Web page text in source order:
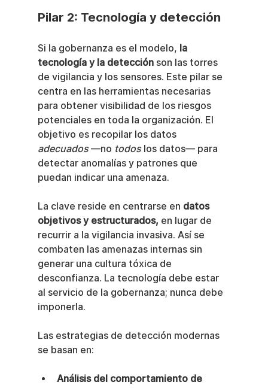
Pilar 2: Tecnología y detección
Si la gobernanza es el modelo, la
tecnología y la detección son las torres
de vigilancia y los sensores. Este pilar se
centra en las herramientas necesarias
para obtener visibilidad de los riesgos
potenciales en toda la organización. El
objetivo es recopilar los datos
adecuados —no todos los datos— para
detectar anomalías y patrones que
puedan indicar una amenaza.
La clave reside en centrarse en datos
objetivos y estructurados, en lugar de
recurrir a la vigilancia invasiva. Así se
combaten las amenazas internas sin
generar una cultura tóxica de
desconfianza. La tecnología debe estar
al servicio de la gobernanza; nunca debe
imponerla.
Las estrategias de detección modernas
se basan en:
Análisis del comportamiento de